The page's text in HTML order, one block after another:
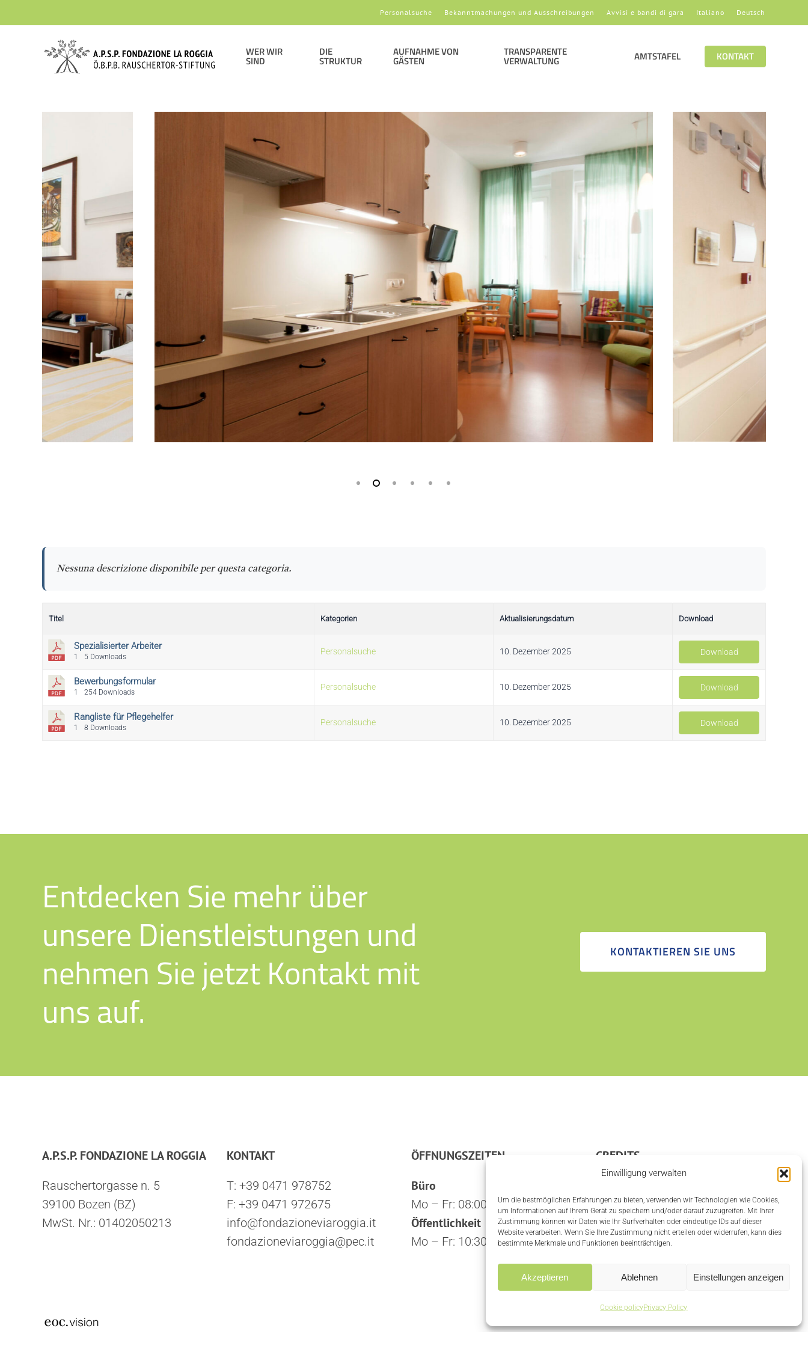
Einwilligung verwalten
Um die bestmöglichen Erfahrungen zu bieten, verwenden wir Technologien wie Cookies,
um Informationen auf Ihrem Gerät zu speichern und/oder darauf zuzugreifen. Mit Ihrer
Zustimmung können wir Daten wie Ihr Surfverhalten oder eindeutige IDs auf dieser
Website verarbeiten. Wenn Sie Ihre Zustimmung nicht erteilen oder widerrufen, kann dies
bestimmte Merkmale und Funktionen beeinträchtigen.
Akzeptieren Ablehnen Einstellungen anzeigen
Cookie policyPrivacy Policy
to
Personalsuche Bekanntmachungen und Ausschreibungen Avvisi e bandi di gara Italiano Deutsch
WER WIR
SIND
DIE
STRUKTUR
AUFNAHME VON
GÄSTEN
TRANSPARENTE
VERWALTUNG AMTSTAFEL KONTAKT
Nessuna descrizione disponibile per questa categoria.
Titel Kategorien Aktualisierungsdatum Download
Spezialisierter Arbeiter
1 5 Downloads
Personalsuche 10. Dezember 2025 Download
Bewerbungsformular
1 254 Downloads
Personalsuche 10. Dezember 2025 Download
Rangliste für Pflegehelfer
1 8 Downloads
Personalsuche 10. Dezember 2025 Download
Entdecken Sie mehrüber
unsere Dienstleistungen und
nehmen Sie jetztKontaktmit
unsauf.
KONTAKTIEREN SIE UNS
A.P.S.P. FONDAZIONE LA ROGGIA
Rauschertorgasse n. 5
39100 Bozen (BZ)
MwSt. Nr.: 01402050213
KONTAKT
T:+39 0471 978752
F: +39 0471 972675
info@fondazioneviaroggia.it
fondazioneviaroggia@pec.it
ÖFFNUNGSZEITEN
Büro
Mo – Fr: 08:00 – 16:00
Öffentlichkeit
Mo – Fr: 10:30 – 12:30
CREDITS
Cookie policy